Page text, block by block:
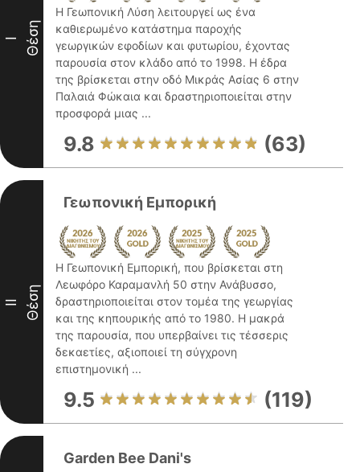
I Θέση
Η Γεωπονική Λύση λειτουργεί ως ένα
καθιερωμένο κατάστημα παροχής
γεωργικών εφοδίων και φυτωρίου, έχοντας
παρουσία στον κλάδο από το 1998. Η έδρα
της βρίσκεται στην οδό Μικράς Ασίας 6 στην
Παλαιά Φώκαια και δραστηριοποιείται στην
προσφορά μιας ...
9.8 (63)
II Θέση
Γεωπονική Εμπορική
Η Γεωπονική Εμπορική, που βρίσκεται στη
Λεωφόρο Καραμανλή 50 στην Ανάβυσσο,
δραστηριοποιείται στον τομέα της γεωργίας
και της κηπουρικής από το 1980. Η μακρά
της παρουσία, που υπερβαίνει τις τέσσερις
δεκαετίες, αξιοποιεί τη σύγχρονη
επιστημονική ...
9.5 (119)
Garden Bee Dani's